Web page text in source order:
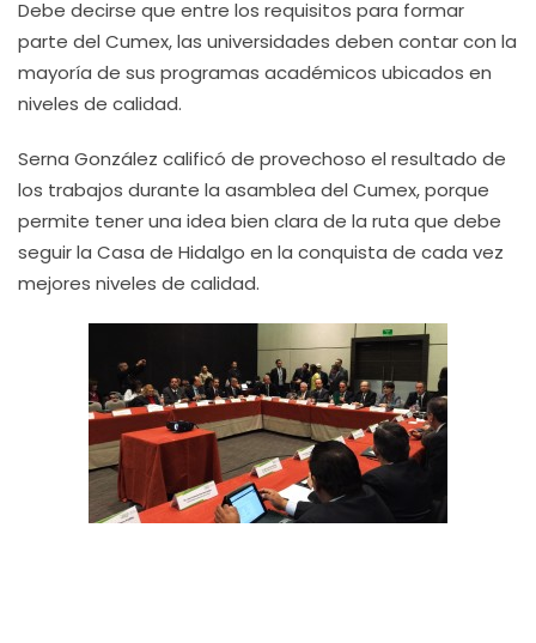
Debe decirse que entre los requisitos para formar
parte del Cumex, las universidades deben contar con la
mayoría de sus programas académicos ubicados en
niveles de calidad.
Serna González calificó de provechoso el resultado de
los trabajos durante la asamblea del Cumex, porque
permite tener una idea bien clara de la ruta que debe
seguir la Casa de Hidalgo en la conquista de cada vez
mejores niveles de calidad.